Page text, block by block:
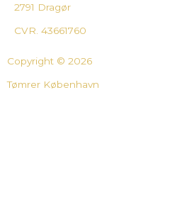
2791 Dragør
CVR. 43661760
Copyright © 2026
Tømrer København